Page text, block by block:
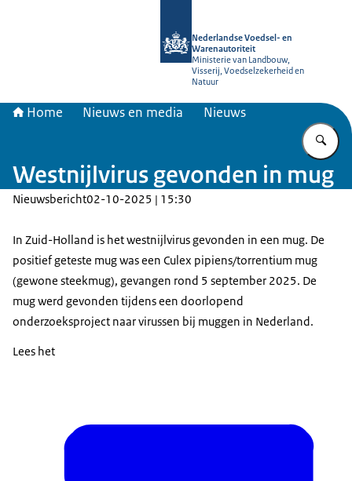
Nederlandse Voedsel- en
Warenautoriteit
Ministerie van Landbouw,
Visserij, Voedselzekerheid en
Natuur
Home Nieuws en media Nieuws
Westnijlvirus gevonden in mug
Nieuwsbericht02-10-2025 | 15:30
In Zuid-Holland is het westnijlvirus gevonden in een mug. De
positief geteste mug was een Culex pipiens/torrentium mug
(gewone steekmug), gevangen rond 5 september 2025. De
mug werd gevonden tijdens een doorlopend
onderzoeksproject naar virussen bij muggen in Nederland.
Lees het